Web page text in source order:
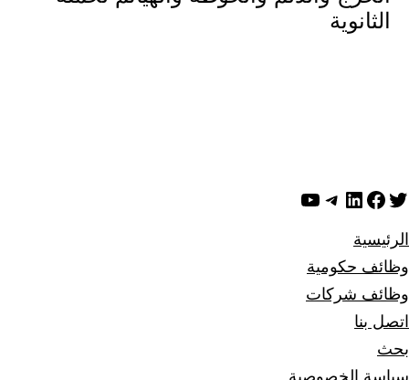
الثانوية
تويترفيسبوك
لينكد إن تيليجرام
يوتيوب
الرئيسية
وظائف حكومية
وظائف شركات
اتصل بنا
بحث
سياسة الخصوصية